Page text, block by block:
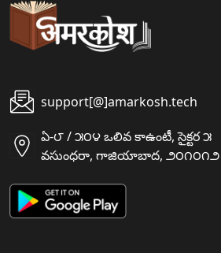
support[@]amarkosh.tech
ఏ-౮ / ౫౦౪ ఒలివ కాఉంటీ, సైక్టర ౫
వసుంధరా, గాజియాబాద, ౨౦౧౦౧౨